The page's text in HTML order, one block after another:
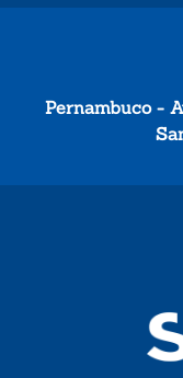
Pernambuco -